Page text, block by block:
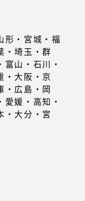
形・宮城・福
・埼玉・群
山・石川・
・大阪・京
・広島・岡
媛・高知・
・大分・宮